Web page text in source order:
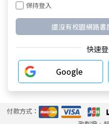
保持登入
還沒有校園網路書
快速
Google
付款方式：